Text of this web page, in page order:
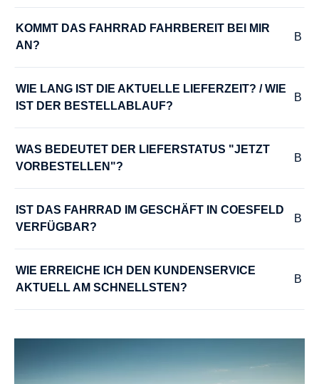
Aluminium
28 cm
RÜCKLICHT :
LED Rücklicht mit Standlicht
RÜCKTRITTBREMSE :
Nein
SATTEL :
SATTELSTÜTZE :
KOMMT DAS FAHRRAD FAHRBEREIT BEI MIR
AN?
WIE LANG IST DIE AKTUELLE LIEFERZEIT? / WIE
IST DER BESTELLABLAUF?
WAS BEDEUTET DER LIEFERSTATUS "JETZT
VORBESTELLEN"?
IST DAS FAHRRAD IM GESCHÄFT IN COESFELD
VERFÜGBAR?
WIE ERREICHE ICH DEN KUNDENSERVICE
AKTUELL AM SCHNELLSTEN?